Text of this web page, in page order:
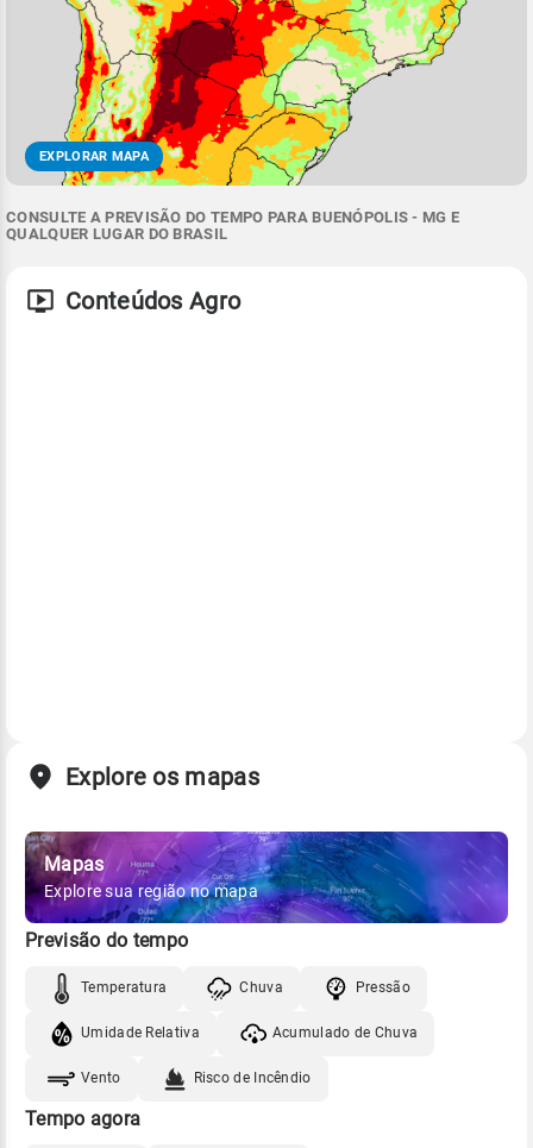
EXPLORAR MAPA
CONSULTE A PREVISÃO DO TEMPO PARA BUENÓPOLIS - MG E
QUALQUER LUGAR DO BRASIL
Conteúdos Agro
Explore os mapas
Mapas
Explore sua região no mapa
Previsão do tempo
Temperatura Chuva Pressão
Umidade Relativa Acumulado de Chuva
Vento Risco de Incêndio
Tempo agora